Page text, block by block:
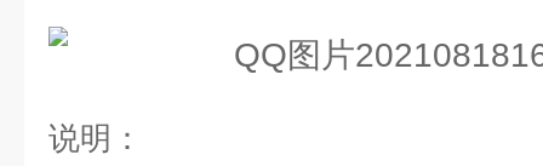
说明：